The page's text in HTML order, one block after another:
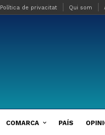
Política de privacitat Qui som
COMARCA PAÍS